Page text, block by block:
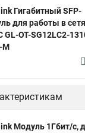
Гигабитный SFP-
для работы в
OT-SG12LC2-
M
Модуль 1Гбит/c,